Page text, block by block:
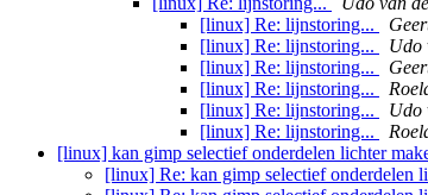
[linux] Re: lijnstoring...
[linux] Re: lijnstoring...
Udo
[linux] Re: lijnstoring...
[linux] Re: lijnstoring...
[linux] Re: lijnstoring...
Udo
[linux] Re: lijnstoring...
[linux] kan gimp selectief onderdelen lichter
[linux] Re: kan gimp selectief onderdelen